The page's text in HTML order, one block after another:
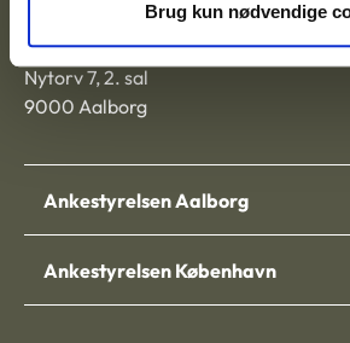
Brug kun nødvendige
Nytorv 7, 2. sal
9000 Aalborg
Ankestyrelsen Aalborg
Ankestyrelsen København